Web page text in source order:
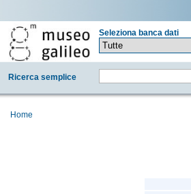
Seleziona banca dati
Ricerca semplice
Home